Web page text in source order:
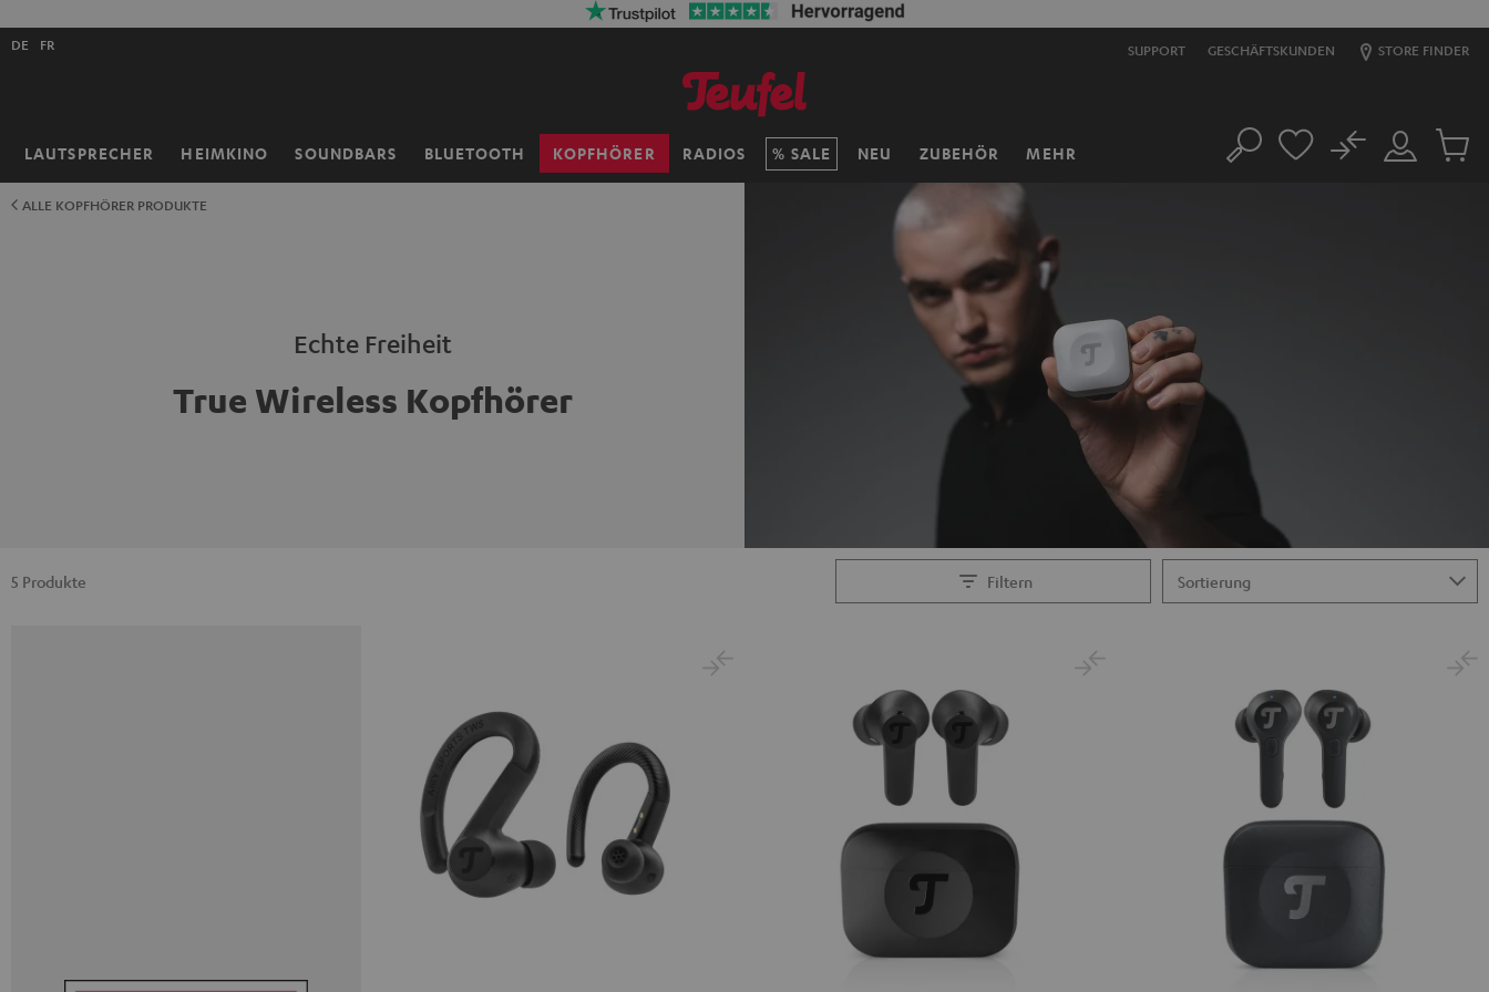
SUPPORT GESCHÄFTSKUNDEN STORE FINDER
LAUTSPRECHER HEIMKINO SOUNDBARS BLUETOOTH KOPFHÖRER RADIOS SALE NEU ZUBEHÖR MEHR
Shopsprache
DE FR
Startseite Suche
Mein
No
Artikel
ALLE KOPFHÖRER PRODUKTE
Echte Freiheit
True Wireless Kopfhörer
Filtern
5 Produkte